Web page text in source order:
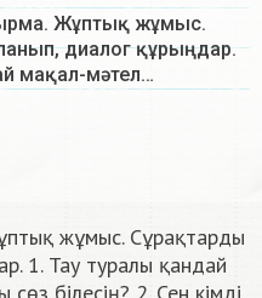
Жұптық жұмыс.
диалог құрыңдар.
мақал-мәтел…
жұмыс. Сұрақтарды
1. Тау туралы қандай